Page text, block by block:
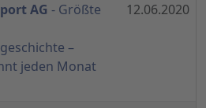
AG - Größte
–
jeden Monat
12.06.2020